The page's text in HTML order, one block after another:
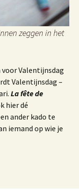
zeggen in het
Valentijnsdag
Valentijnsdag –
La fête de
hier dé
ander kado te
iemand op wie je